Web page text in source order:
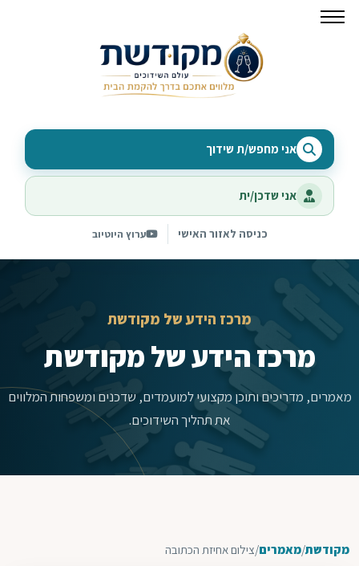
אני מחפש/ת שידוך
אני שדכן/ית
כניסה לאזור האישי ערוץ היוטיוב
מרכז הידע של מקודשת
מרכז הידע של מקודשת
מאמרים, מדריכים ותוכן מקצועי למועמדים, שדכנים ומשפחות המלווים
את תהליך השידוכים.
מקודשת/מאמרים/צילום אחיזת הכתובה